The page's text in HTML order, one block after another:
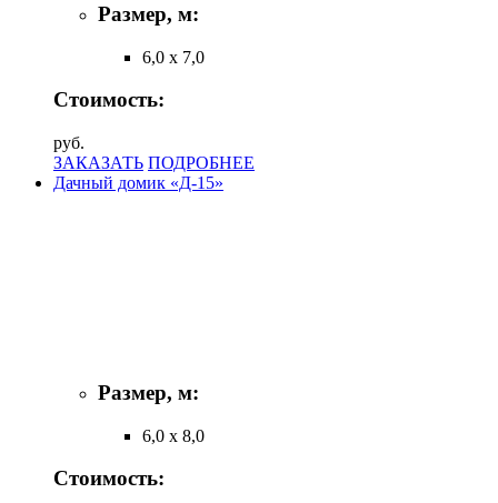
Размер, м:
6,0 х 7,0
Стоимость:
руб.
ЗАКАЗАТЬ ПОДРОБНЕЕ
Дачный домик «Д-15»
Размер, м:
6,0 х 8,0
Стоимость: